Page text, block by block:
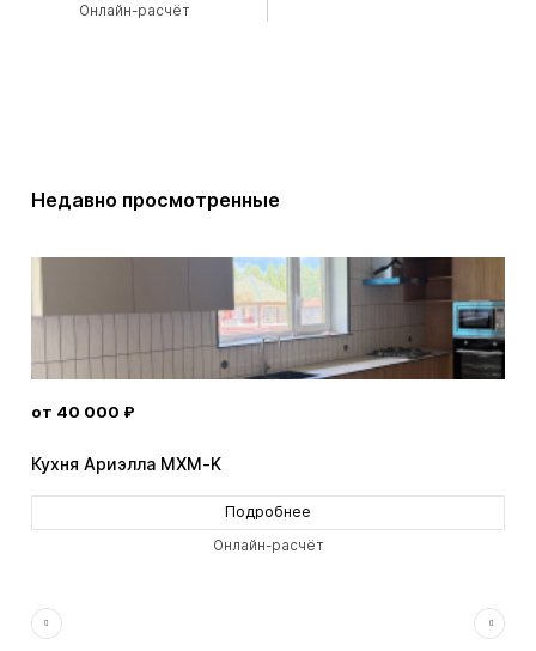
Онлайн-расчёт
Недавно просмотренные
от 40 000 ₽
Кухня Ариэлла MXM-K
Подробнее
Онлайн-расчёт